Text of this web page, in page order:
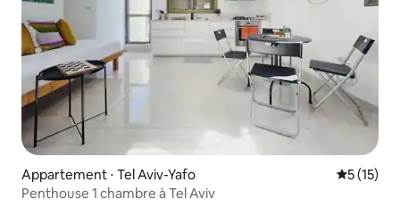
Appartement ⋅ Tel Aviv-Yafo
5 (15)
Penthouse 1 chambre à Tel Aviv